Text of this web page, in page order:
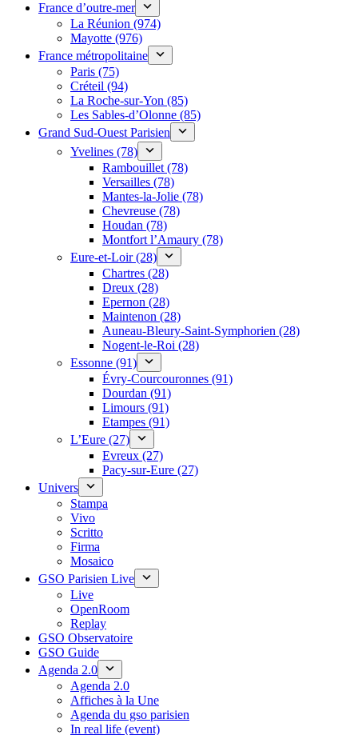
France d’outre-mer
La Réunion (974)
Mayotte (976)
France métropolitaine
Paris (75)
Créteil (94)
La Roche-sur-Yon (85)
Les Sables-d’Olonne (85)
Grand Sud-Ouest Parisien
Yvelines (78)
Rambouillet (78)
Versailles (78)
Mantes-la-Jolie (78)
Chevreuse (78)
Houdan (78)
Montfort l’Amaury (78)
Eure-et-Loir (28)
Chartres (28)
Dreux (28)
Epernon (28)
Maintenon (28)
Auneau-Bleury-Saint-Symphorien (28)
Nogent-le-Roi (28)
Essonne (91)
Évry-Courcouronnes (91)
Dourdan (91)
Limours (91)
Etampes (91)
L’Eure (27)
Evreux (27)
Pacy-sur-Eure (27)
Univers
Stampa
Vivo
Scritto
Firma
Mosaico
GSO Parisien Live
Live
OpenRoom
Replay
GSO Observatoire
GSO Guide
Agenda 2.0
Agenda 2.0
Affiches à la Une
Agenda du gso parisien
In real life (event)